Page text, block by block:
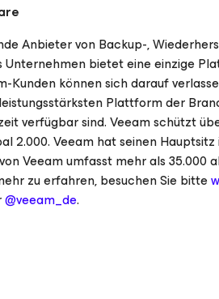
Anbieter von Backup-,
Unternehmen bietet eine einzige
Kunden können sich darauf
Plattform der
verfügbar sind. Veeam schützt
2.000. Veeam hat seinen
Veeam umfasst mehr als 35.000
zu erfahren, besuchen Sie bitte
@veeam_de.